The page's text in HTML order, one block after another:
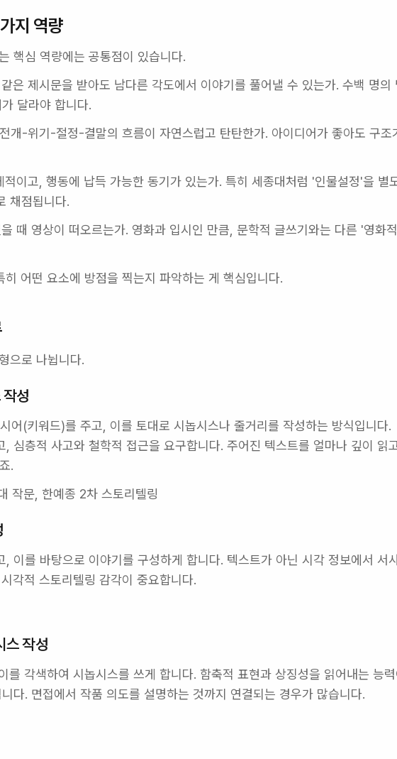
지 역량
핵심 역량에는 공통점이 있습니다.
같은 제시문을 받아도 남다른 각도에서 이야기를 풀어낼 수 있는가. 수백 명의
달라야 합니다.
개-위기-절정-결말의 흐름이 자연스럽고 탄탄한가. 아이디어가 좋아도 구조
적이고, 행동에 납득 가능한 동기가 있는가. 특히 세종대처럼 '인물설정'을 별
채점됩니다.
때 영상이 떠오르는가. 영화과 입시인 만큼, 문학적 글쓰기와는 다른 '영화적
어떤 요소에 방점을 찍는지 파악하는 게 핵심입니다.
으로 나뉩니다.
작성
어(키워드)를 주고, 이를 토대로 시놉시스나 줄거리를 작성하는 방식입니다.
심층적 사고와 철학적 접근을 요구합니다. 주어진 텍스트를 얼마나 깊이 읽
.
작문, 한예종 2차 스토리텔링
이를 바탕으로 이야기를 구성하게 합니다. 텍스트가 아닌 시각 정보에서 서
각적 스토리텔링 감각이 중요합니다.
스 작성
를 각색하여 시놉시스를 쓰게 합니다. 함축적 표현과 상징성을 읽어내는 능
다. 면접에서 작품 의도를 설명하는 것까지 연결되는 경우가 많습니다.